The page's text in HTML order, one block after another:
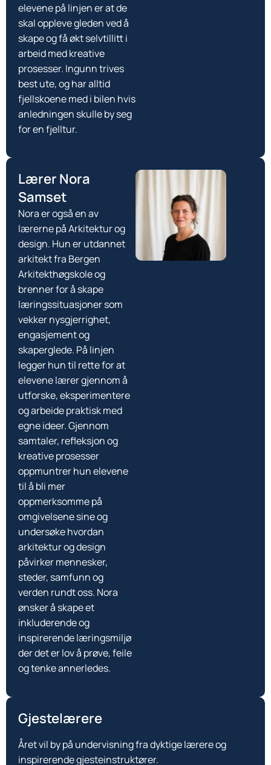
elevene på linjen er at de
skal oppleve gleden ved å
skape og få økt selvtillitt i
arbeid med kreative
prosesser. Ingunn trives
best ute, og har alltid
fjellskoene med i bilen hvis
anledningen skulle by seg
for en fjelltur.
Lærer Nora
Samset
Nora er også en av
lærerne på Arkitektur og
design. Hun er utdannet
arkitekt fra Bergen
Arkitekthøgskole og
brenner for å skape
læringssituasjoner som
vekker nysgjerrighet,
engasjement og
skaperglede. På linjen
legger hun til rette for at
elevene lærer gjennom å
utforske, eksperimentere
og arbeide praktisk med
egne ideer. Gjennom
samtaler, refleksjon og
kreative prosesser
oppmuntrer hun elevene
til å bli mer
oppmerksomme på
omgivelsene sine og
undersøke hvordan
arkitektur og design
påvirker mennesker,
steder, samfunn og
verden rundt oss. Nora
ønsker å skape et
inkluderende og
inspirerende læringsmiljø
der det er lov å prøve, feile
og tenke annerledes.
Gjestelærere
Året vil by på undervisning fra dyktige lærere og
inspirerende gjesteinstruktører.